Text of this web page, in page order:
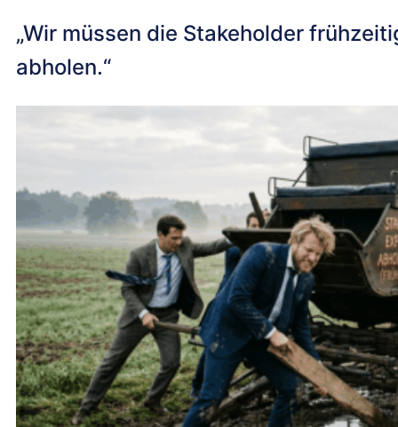
„Wir müssen die Stakeholder
abholen.“